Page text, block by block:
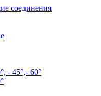
соединения
- 45°,- 60°